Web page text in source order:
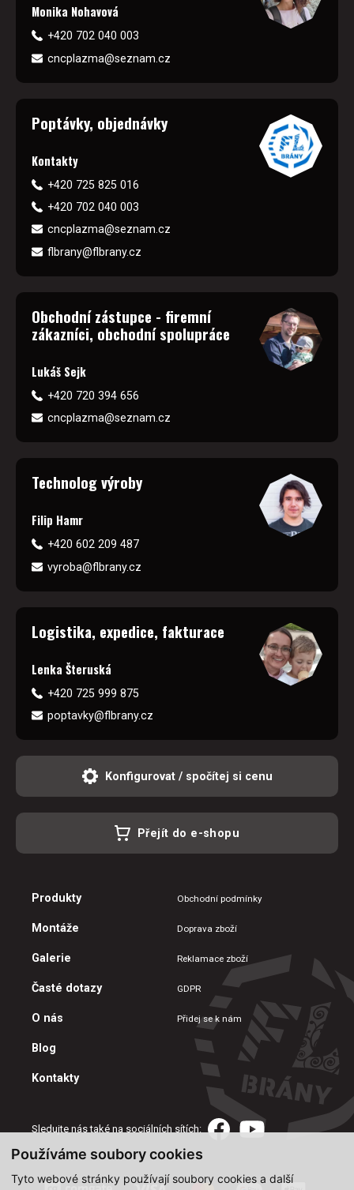
Používáme soubory cookies
Tyto webové stránky používají soubory cookies a další
Monika Nohavová
+420 702 040 003
cncplazma@seznam.cz
Poptávky, objednávky
Kontakty
+420 725 825 016
+420 702 040 003
cncplazma@seznam.cz
flbrany@flbrany.cz
Obchodní zástupce - firemní
zákazníci, obchodní spolupráce
Lukáš Sejk
+420 720 394 656
cncplazma@seznam.cz
Technolog výroby
Filip Hamr
+420 602 209 487
vyroba@flbrany.cz
Logistika, expedice, fakturace
Lenka Šteruská
+420 725 999 875
poptavky@flbrany.cz
Konfigurovat / spočítej si cenu
Přejít do e-shopu
Produkty
Montáže
Galerie
Časté dotazy
O nás
Blog
Kontakty
Obchodní podmínky
Doprava zboží
Reklamace zboží
GDPR
Přidej se k nám
Sledujte nás také na sociálních sítích: